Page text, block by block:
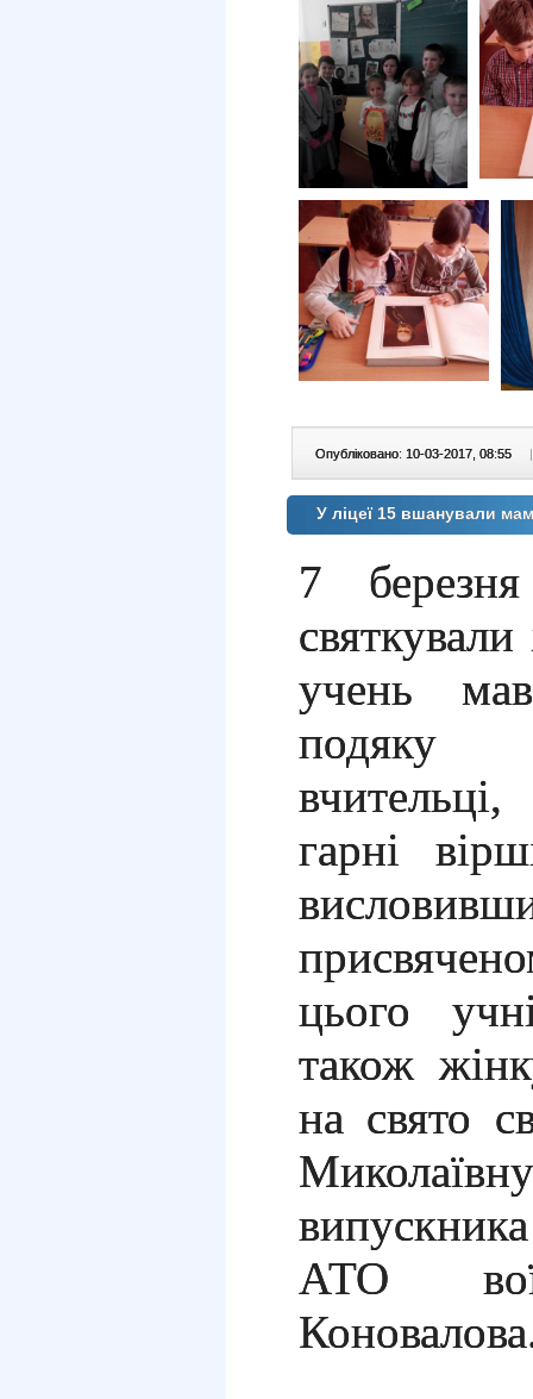
Опубліковано: 10-03-2017, 08:55 |
У ліцеї 15 вшанували
7
учень
подяку
гарні
цього
також
на свято
АТО